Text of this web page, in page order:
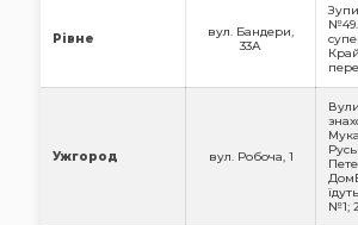
Рівне
вул. Бандери,
33А
Ужгород вул. Робоча, 1
№1;